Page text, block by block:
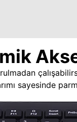
sayesinde